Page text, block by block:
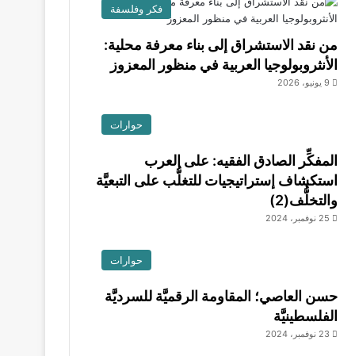
فكر وفلسفة
من نقد الاستشراق إلى بناء معرفة محلية:
الأنثروبولوجيا العربية في منظور المعزوز
9 يونيو، 2026
حوارات
المفكِّر الصادق الفقيه: على العرب
استكشاف إستراتيجيات للتغلُّب على التبعيَّة
والتخلُّف(2)
25 نوفمبر، 2024
حوارات
حسن العاصي؛ المقاومة الرقميَّة للسرديَّة
الفلسطينيَّة
23 نوفمبر، 2024